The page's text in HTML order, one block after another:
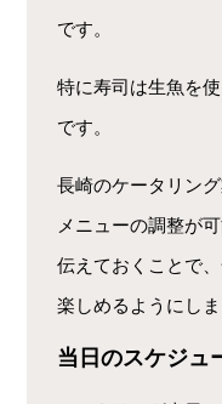
です。
特に寿司は生魚を
です。
長崎のケータリン
メニューの調整が
伝えておくことで
楽しめるようにしま
当日のスケジュ